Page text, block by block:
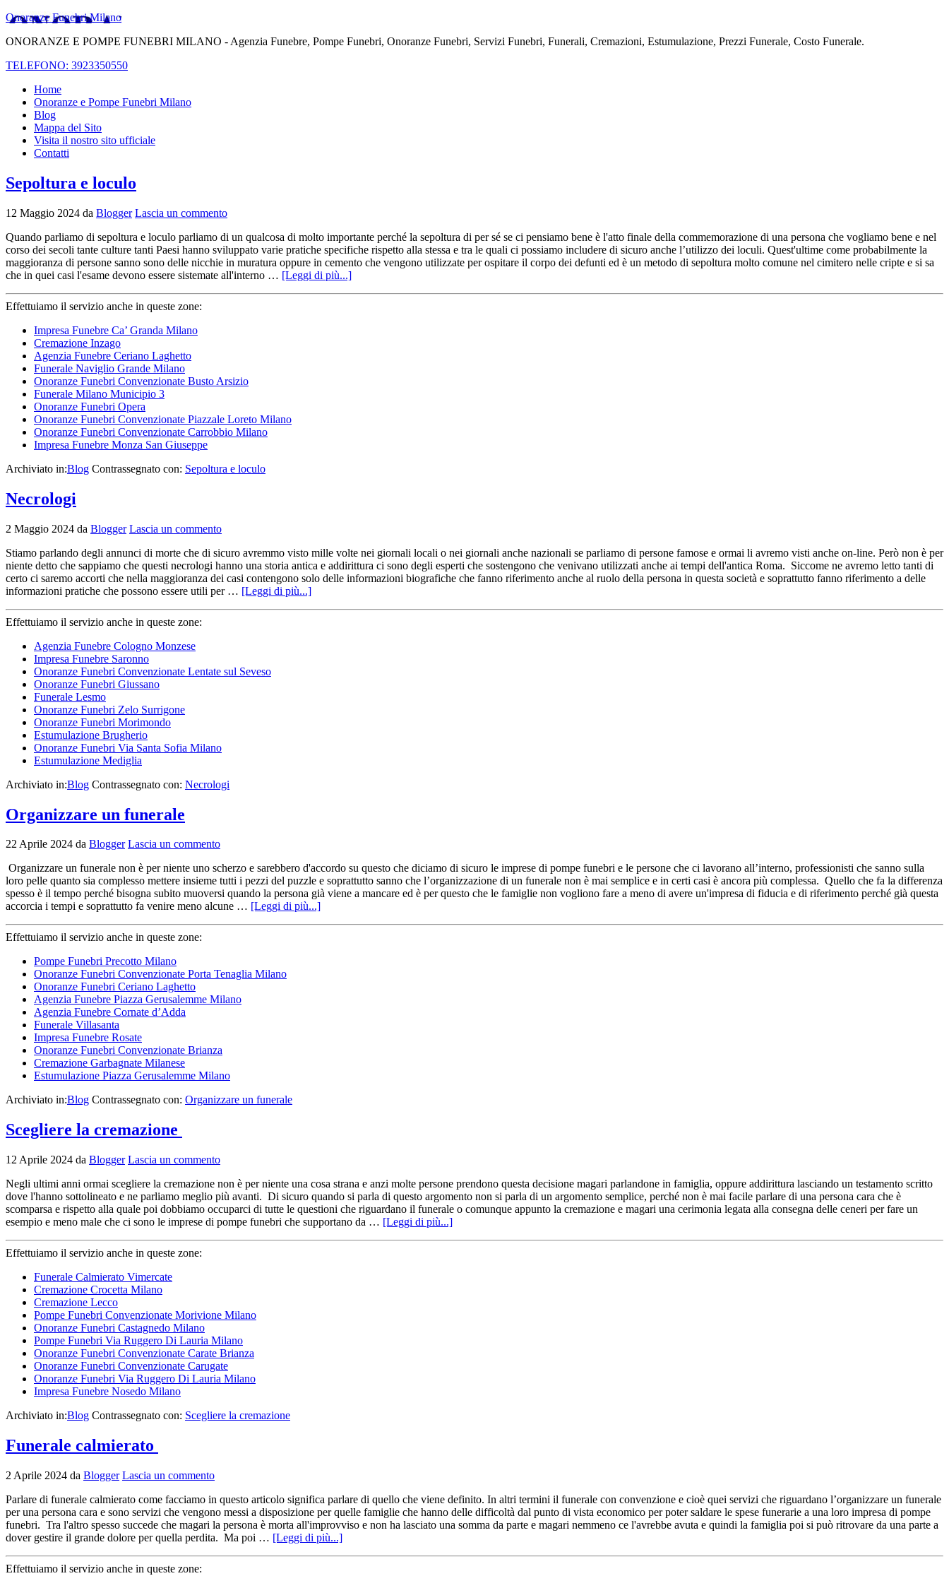
Onoranze Funebri Milano
ONORANZE E POMPE FUNEBRI MILANO - Agenzia Funebre, Pompe Funebri, Onoranze Funebri, Servizi Funebri, Funerali, Cremazioni, Estumulazione, Prezzi Funerale, Costo Funerale.
TELEFONO: 3923350550
Home
Onoranze e Pompe Funebri Milano
Blog
Mappa del Sito
Visita il nostro sito ufficiale
Contatti
Sepoltura e loculo
12 Maggio 2024 da Blogger Lascia un commento
Quando parliamo di sepoltura e loculo parliamo di un qualcosa di molto importante perché la sepoltura di per sé se ci pensiamo bene è l'atto finale della commemorazione di una persona che vogliamo bene e nel
corso dei secoli tante culture tanti Paesi hanno sviluppato varie pratiche specifiche rispetto alla stessa e tra le quali ci possiamo includere di sicuro anche l’utilizzo dei loculi. Quest'ultime come probabilmente la
maggioranza di persone sanno sono delle nicchie in muratura oppure in cemento che vengono utilizzate per ospitare il corpo dei defunti ed è un metodo di sepoltura molto comune nel cimitero nelle cripte e si sa
che in quei casi l'esame devono essere sistemate all'interno … [Leggi di più...]
Effettuiamo il servizio anche in queste zone:
Impresa Funebre Ca’ Granda Milano
Cremazione Inzago
Agenzia Funebre Ceriano Laghetto
Funerale Naviglio Grande Milano
Onoranze Funebri Convenzionate Busto Arsizio
Funerale Milano Municipio 3
Onoranze Funebri Opera
Onoranze Funebri Convenzionate Piazzale Loreto Milano
Onoranze Funebri Convenzionate Carrobbio Milano
Impresa Funebre Monza San Giuseppe
Archiviato in:Blog Contrassegnato con: Sepoltura e loculo
Necrologi
2 Maggio 2024 da Blogger Lascia un commento
Stiamo parlando degli annunci di morte che di sicuro avremmo visto mille volte nei giornali locali o nei giornali anche nazionali se parliamo di persone famose e ormai li avremo visti anche on-line. Però non è per
niente detto che sappiamo che questi necrologi hanno una storia antica e addirittura ci sono degli esperti che sostengono che venivano utilizzati anche ai tempi dell'antica Roma. Siccome ne avremo letto tanti di
certo ci saremo accorti che nella maggioranza dei casi contengono solo delle informazioni biografiche che fanno riferimento anche al ruolo della persona in questa società e soprattutto fanno riferimento a delle
informazioni pratiche che possono essere utili per … [Leggi di più...]
Effettuiamo il servizio anche in queste zone:
Agenzia Funebre Cologno Monzese
Impresa Funebre Saronno
Onoranze Funebri Convenzionate Lentate sul Seveso
Onoranze Funebri Giussano
Funerale Lesmo
Onoranze Funebri Zelo Surrigone
Onoranze Funebri Morimondo
Estumulazione Brugherio
Onoranze Funebri Via Santa Sofia Milano
Estumulazione Mediglia
Archiviato in:Blog Contrassegnato con: Necrologi
Organizzare un funerale
22 Aprile 2024 da Blogger Lascia un commento
Organizzare un funerale non è per niente uno scherzo e sarebbero d'accordo su questo che diciamo di sicuro le imprese di pompe funebri e le persone che ci lavorano all’interno, professionisti che sanno sulla
loro pelle quanto sia complesso mettere insieme tutti i pezzi del puzzle e soprattutto sanno che l’organizzazione di un funerale non è mai semplice e in certi casi è ancora più complessa. Quello che fa la differenza
spesso è il tempo perché bisogna subito muoversi quando la persona già viene a mancare ed è per questo che le famiglie non vogliono fare a meno di avere un'impresa di fiducia e di riferimento perché già questa
accorcia i tempi e soprattutto fa venire meno alcune … [Leggi di più...]
Effettuiamo il servizio anche in queste zone:
Pompe Funebri Precotto Milano
Onoranze Funebri Convenzionate Porta Tenaglia Milano
Onoranze Funebri Ceriano Laghetto
Agenzia Funebre Piazza Gerusalemme Milano
Agenzia Funebre Cornate d’Adda
Funerale Villasanta
Impresa Funebre Rosate
Onoranze Funebri Convenzionate Brianza
Cremazione Garbagnate Milanese
Estumulazione Piazza Gerusalemme Milano
Archiviato in:Blog Contrassegnato con: Organizzare un funerale
Scegliere la cremazione
12 Aprile 2024 da Blogger Lascia un commento
Negli ultimi anni ormai scegliere la cremazione non è per niente una cosa strana e anzi molte persone prendono questa decisione magari parlandone in famiglia, oppure addirittura lasciando un testamento scritto
dove l'hanno sottolineato e ne parliamo meglio più avanti. Di sicuro quando si parla di questo argomento non si parla di un argomento semplice, perché non è mai facile parlare di una persona cara che è
scomparsa e rispetto alla quale poi dobbiamo occuparci di tutte le questioni che riguardano il funerale o comunque appunto la cremazione e magari una cerimonia legata alla consegna delle ceneri per fare un
esempio e meno male che ci sono le imprese di pompe funebri che supportano da … [Leggi di più...]
Effettuiamo il servizio anche in queste zone:
Funerale Calmierato Vimercate
Cremazione Crocetta Milano
Cremazione Lecco
Pompe Funebri Convenzionate Morivione Milano
Onoranze Funebri Castagnedo Milano
Pompe Funebri Via Ruggero Di Lauria Milano
Onoranze Funebri Convenzionate Carate Brianza
Onoranze Funebri Convenzionate Carugate
Onoranze Funebri Via Ruggero Di Lauria Milano
Impresa Funebre Nosedo Milano
Archiviato in:Blog Contrassegnato con: Scegliere la cremazione
Funerale calmierato
2 Aprile 2024 da Blogger Lascia un commento
Parlare di funerale calmierato come facciamo in questo articolo significa parlare di quello che viene definito. In altri termini il funerale con convenzione e cioè quei servizi che riguardano l’organizzare un funerale
per una persona cara e sono servizi che vengono messi a disposizione per quelle famiglie che hanno delle difficoltà dal punto di vista economico per poter saldare le spese funerarie a una loro impresa di pompe
funebri. Tra l'altro spesso succede che magari la persona è morta all'improvviso e non ha lasciato una somma da parte e magari nemmeno ce l'avrebbe avuta e quindi la famiglia poi si può ritrovare da una parte a
dover gestire il grande dolore per quella perdita. Ma poi … [Leggi di più...]
Effettuiamo il servizio anche in queste zone: